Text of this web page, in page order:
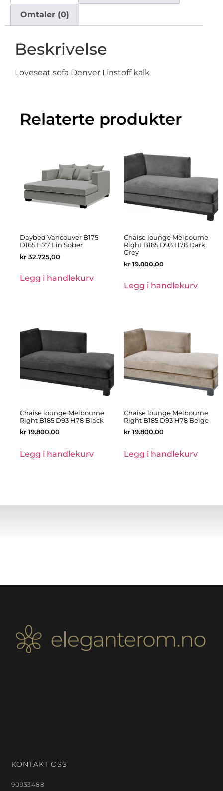
Omtaler (0)
Beskrivelse
Loveseat sofa Denver Linstoff kalk
Relaterte produkter
Daybed Vancouver B175
D165 H77 Lin Sober
kr 32.725,00
Legg i handlekurv
Chaise lounge Melbourne
Right B185 D93 H78 Dark
Grey
kr 19.800,00
Legg i handlekurv
Chaise lounge Melbourne
Right B185 D93 H78 Black
kr 19.800,00
Legg i handlekurv
Chaise lounge Melbourne
Right B185 D93 H78 Beige
kr 19.800,00
Legg i handlekurv
KONTAKT OSS
90933488